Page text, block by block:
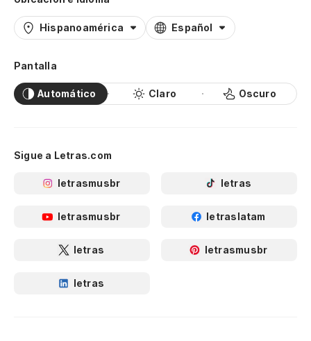
Hispanoamérica Español
Pantalla
Automático Claro Oscuro
Sigue a Letras.com
letrasmusbr letras
letrasmusbr letraslatam
letras letrasmusbr
letras